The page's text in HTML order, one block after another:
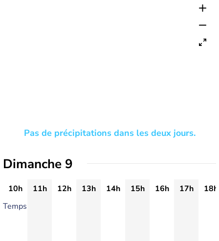
Pas de précipitations dans les deux jours.
Dimanche 9
10h 11h 12h 13h 14h 15h 16h 17h
18h
Temps